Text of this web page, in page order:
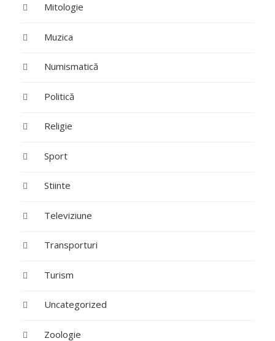
Mitologie
Muzica
Numismatică
Politică
Religie
Sport
Stiinte
Televiziune
Transporturi
Turism
Uncategorized
Zoologie